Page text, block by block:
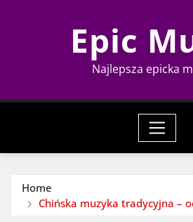
Epic
Najlepsza epicka
Home
Chińska muzyka tradycyjna –